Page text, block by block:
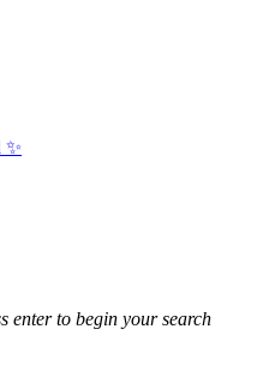
enter to begin your search